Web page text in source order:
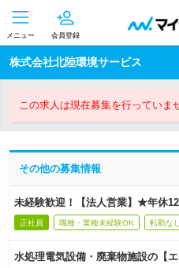
メニュー 会員登録
株式会社北陸環境サービス
この求人は現在募集を行っていま
その他の募集情報
未経験歓迎！【法人営業】★年休
正社員 職種・業種未経験OK 転勤なし
水処理電気設備・廃棄物施設の【